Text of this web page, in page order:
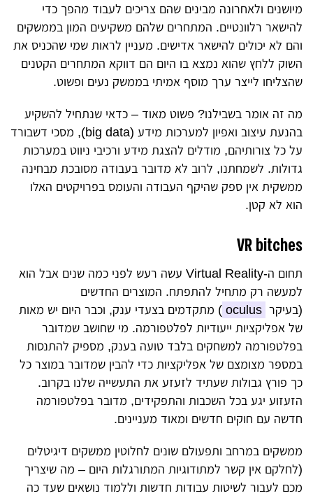
מיושנים ולאחרונה מבינים שהם צריכים לעבוד מהפך כדי
להישאר רלוונטיים. המתחרים שלהם משקיעים המון בממשקים
והם לא יכולים להישאר אדישים. מעניין לראות שמי שהכניס את
השוק ללחץ שהוא נמצא בו היום הם דווקא המתחרים הקטנים
שהצליחו לייצר ערך מוסף אמיתי בממשק נעים ופשוט.
מה זה אומר בשבילנו? פשוט מאוד – כדאי שנתחיל להשקיע
בהנעת עיצוב ואפיון למערכות מידע (big data), מסכי דשבורד
על כל צורותיהם, מודלים להצגת מידע ורכיבי ניווט במערכות
גדולות. לשמחתנו, לרוב לא מדובר בעבודה מסובכת מבחינה
ממשקית אין ספק שהיקף העבודה והעומס בפרויקטים האלו
הוא לא קטן.
VR bitches
תחום ה-Virtual Reality עשה רעש לפני כמה שנים אבל הוא
למעשה רק מתחיל להתפתח. המוצרים החדשים
(בעיקר oculus ) מתקדמים בצעדי ענק, וכבר היום יש מאות
של אפליקציות ייעודיות לפלטפורמה. מי שחושב שמדובר
בפלטפורמה למשחקים בלבד טועה בענק, מספיק להתנסות
במספר מצומצם של אפליקציות כדי להבין שמדובר במוצר כל
כך פורץ גבולות שעתיד לזעזע את התעשייה שלנו בקרוב.
הזעזוע יגע בכל השכבות והתפקידים, מדובר בפלטפורמה
חדשה עם חוקים חדשים ומאוד מעניינים.
ממשקים במרחב ותפעולם שונים לחלוטין ממשקים דיגיטלים
(לחלקם אין קשר למתודוגיות המתורגלות היום – מה שיצריך
מכם לעבור לשיטות עבודות חדשות וללמוד נושאים שעד כה